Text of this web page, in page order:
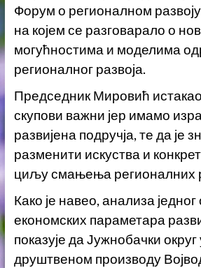
Форум о регионалном
на којем се разговарало о
могућностима и моделима
регионалног развоја.
Председник Мировић истакао
скупови важни јер имамо
развијена подручја, те да је
разменити искуства и
циљу смањења регионалних
Како је навео, анализа једног
економских параметара
показује да Јужнобачки округ
друштвеном производу